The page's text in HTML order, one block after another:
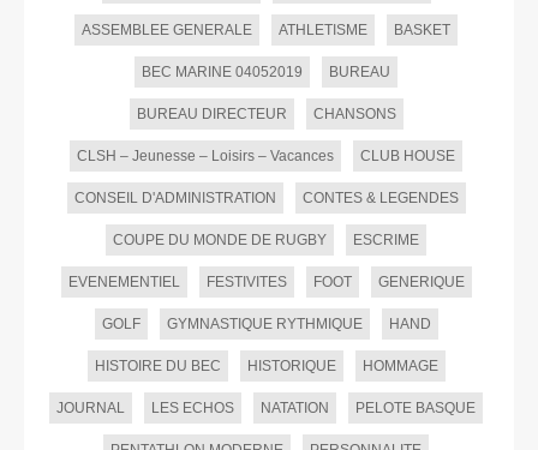
ASSEMBLEE GENERALE ATHLETISME BASKET
BEC MARINE 04052019 BUREAU
BUREAU DIRECTEUR CHANSONS
CLSH – Jeunesse – Loisirs – Vacances CLUB HOUSE
CONSEIL D'ADMINISTRATION CONTES & LEGENDES
COUPE DU MONDE DE RUGBY ESCRIME
EVENEMENTIEL FESTIVITES FOOT GENERIQUE
GOLF GYMNASTIQUE RYTHMIQUE HAND
HISTOIRE DU BEC HISTORIQUE HOMMAGE
JOURNAL LES ECHOS NATATION PELOTE BASQUE